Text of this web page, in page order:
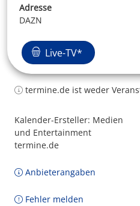
Adresse
DAZN
Live-TV*
termine.de ist weder
Kalender-Ersteller: Medien
und Entertainment
termine.de
Anbieterangaben
Fehler melden